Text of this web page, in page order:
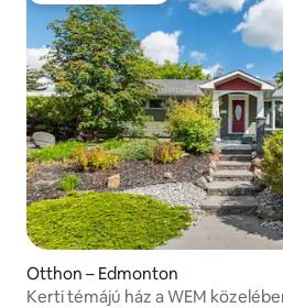
Otthon – Edmonton
Kerti témájú ház a WEM